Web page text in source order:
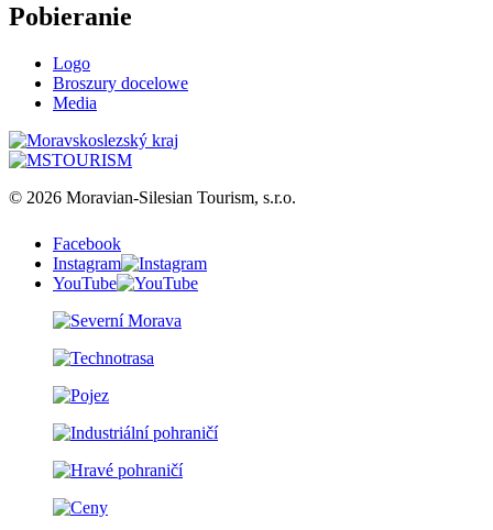
Pobieranie
Logo
Broszury docelowe
Media
© 2026 Moravian-Silesian Tourism, s.r.o.
Facebook
Instagram
YouTube